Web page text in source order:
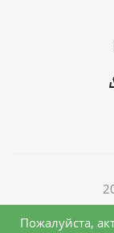
Пожалуйста,